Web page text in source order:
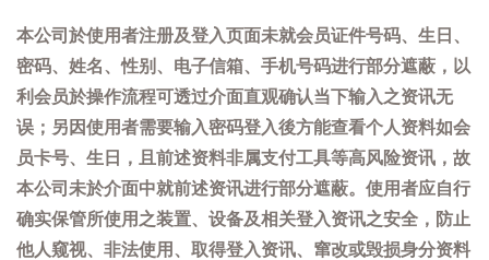
本公司於使用者注册及登入页面未就会员证件号码、生日、
密码、姓名、性别、电子信箱、手机号码进行部分遮蔽，以
利会员於操作流程可透过介面直观确认当下输入之资讯无
误；另因使用者需要输入密码登入後方能查看个人资料如会
员卡号、生日，且前述资料非属支付工具等高风险资讯，故
本公司未於介面中就前述资讯进行部分遮蔽。使用者应自行
确实保管所使用之装置、设备及相关登入资讯之安全，防止
他人窥视、非法使用、取得登入资讯、窜改或毁损身分资料